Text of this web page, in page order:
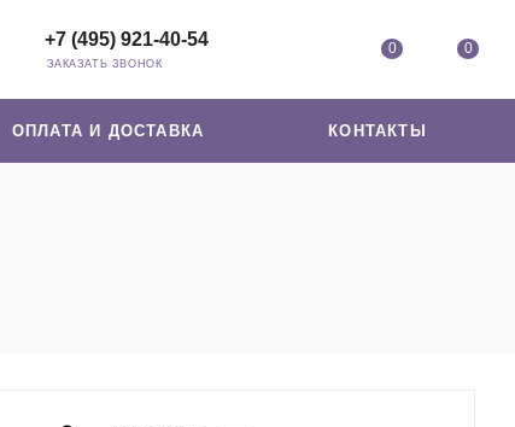
0 0
+7 (495) 921-40-54
ЗАКАЗАТЬ ЗВОНОК
ОПЛАТА И ДОСТАВКА КОНТАКТЫ